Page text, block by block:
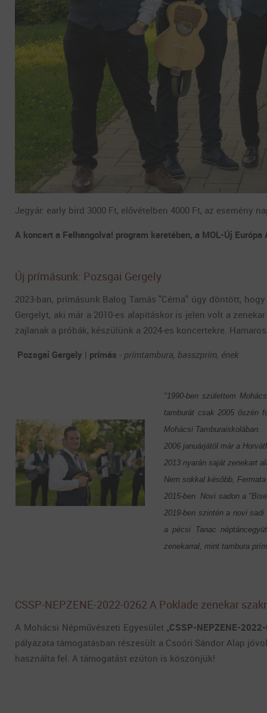
Jegyár: early bird 3000 Ft, elővételben 4000 Ft, az esemény
A koncert a Felhangolva! program keretében, a MOL-Új
Új prímásunk: Pozsgai Gergely
2023-ban, prímásunk Balog Tamás "Cérna" úgy döntött,
Gergelyt, aki már a 2010-es alapításkor is jelen volt a
zajlanak a próbák, készülünk a 2024-es koncertekre.
Pozsgai Gergely | prímás - prímtambura, basszprím, ének
"1990-ben születtem
tamburát csak 2005 őszén
Mohácsi Tamburaiskolában.
2006 januárjától már a
2013 nyarán saját zenekart
Nem sokkal később,
2015-ben Novi sadon a
2019-ben szintén a novi
a pécsi Tanac
zenekarral, mint tambura
CSSP-NEPZENE-2022-0262 A Poklade zenekar
A Mohácsi Népművészeti Egyesület „CSSP-NEPZENE-
pályázata támogatásban részesült a Csoóri Sándor Alap
használta fel. A támogatást ezúton is köszönjük!